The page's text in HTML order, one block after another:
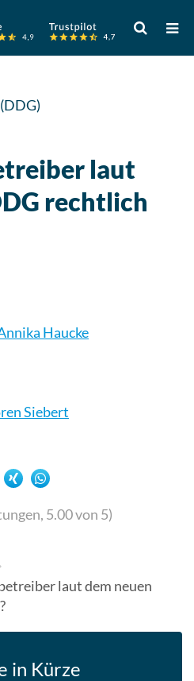
Verwende
die
Pfeile
das
verfügbare
Ergebnis
laut
rechtlich
Haucke
Siebert
5.00von 5)
laut dem neuen
in Kürze